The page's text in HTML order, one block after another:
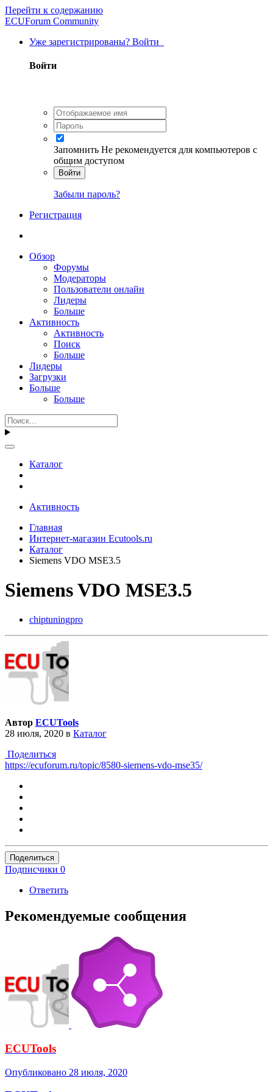
Перейти к содержанию
ECUForum Community
Уже зарегистрированы? Войти
Войти
Запомнить Не рекомендуется для компьютеров с
общим доступом
Войти
Забыли пароль?
Регистрация
Обзор
Форумы
Модераторы
Пользователи онлайн
Лидеры
Больше
Активность
Активность
Поиск
Больше
Лидеры
Загрузки
Больше
Больше
Каталог
Активность
Главная
Интернет-магазин Ecutools.ru
Каталог
Siemens VDO MSE3.5
Siemens VDO MSE3.5
chiptuningpro
Автор ECUTools
28 июля, 2020 в Каталог
Поделиться
https://ecuforum.ru/topic/8580-siemens-vdo-mse35/
Поделиться
Подписчики 0
Ответить
Рекомендуемые сообщения
ECUTools
Опубликовано 28 июля, 2020